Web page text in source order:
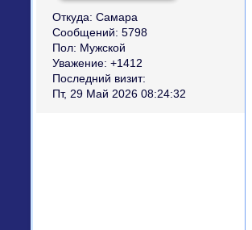
Откуда: Самара
Сообщений: 5798
Пол: Мужской
Уважение: +1412
Последний визит:
Пт, 29 Май 2026 08:24:32